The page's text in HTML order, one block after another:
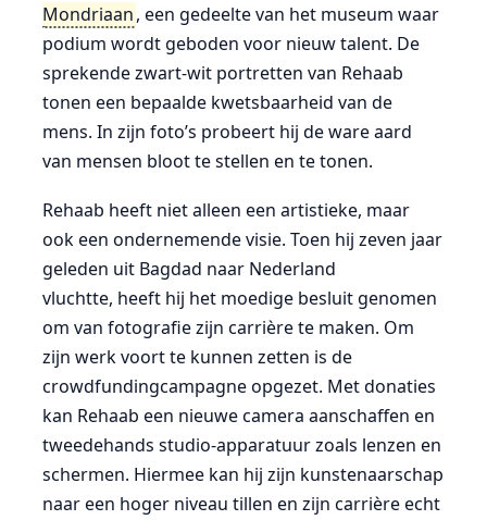
Mondriaan, een gedeelte van het museum waar
podium wordt geboden voor nieuw talent. De
sprekende zwart-wit portretten van Rehaab
tonen een bepaalde kwetsbaarheid van de
mens. In zijn foto’s probeert hij de ware aard
van mensen bloot te stellen en te tonen.
Rehaab heeft niet alleen een artistieke, maar
ook een ondernemende visie. Toen hij zeven jaar
geleden uit Bagdad naar Nederland
vluchtte, heeft hij het moedige besluit genomen
om van fotografie zijn carrière te maken. Om
zijn werk voort te kunnen zetten is de
crowdfundingcampagne opgezet. Met donaties
kan Rehaab een nieuwe camera aanschaffen en
tweedehands studio-apparatuur zoals lenzen en
schermen. Hiermee kan hij zijn kunstenaarschap
naar een hoger niveau tillen en zijn carrière echt